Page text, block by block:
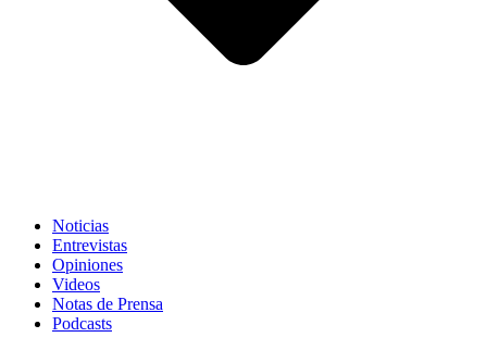
Noticias
Entrevistas
Opiniones
Videos
Notas de Prensa
Podcasts